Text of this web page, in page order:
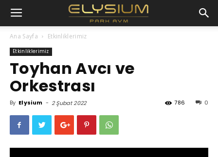
Ana Sayfa Etkinliklerimiz
Etkinliklerimiz
Toyhan Avcı ve
Orkestrası
By Elysium - 2 Şubat 2022 0
786